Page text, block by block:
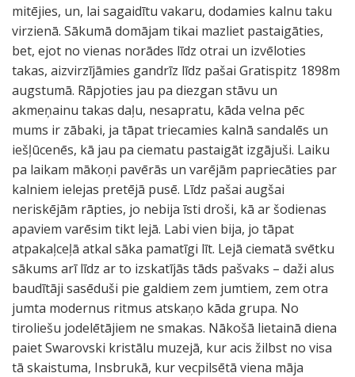
mitējies, un, lai sagaidītu vakaru, dodamies kalnu taku
virzienā. Sākumā domājam tikai mazliet pastaigāties,
bet, ejot no vienas norādes līdz otrai un izvēloties
takas, aizvirzījāmies gandrīz līdz pašai Gratispitz 1898m
augstumā. Rāpjoties jau pa diezgan stāvu un
akmeņainu takas daļu, nesapratu, kāda velna pēc
mums ir zābaki, ja tāpat triecamies kalnā sandalēs un
iešļūcenēs, kā jau pa ciematu pastaigāt izgājuši. Laiku
pa laikam mākoņi pavērās un varējām papriecāties par
kalniem ielejas pretējā pusē. Līdz pašai augšai
neriskējām rāpties, jo nebija īsti droši, kā ar šodienas
apaviem varēsim tikt lejā. Labi vien bija, jo tāpat
atpakaļceļā atkal sāka pamatīgi līt. Lejā ciematā svētku
sākums arī līdz ar to izskatījās tāds pašvaks – daži alus
baudītāji sasēduši pie galdiem zem jumtiem, zem otra
jumta modernus ritmus atskaņo kāda grupa. No
tiroliešu jodelētājiem ne smakas. Nākošā lietainā diena
paiet Swarovski kristālu muzejā, kur acis žilbst no visa
tā skaistuma, Insbrukā, kur vecpilsētā viena māja